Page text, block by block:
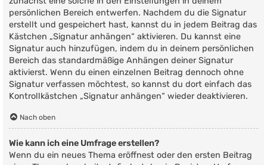
persönlichen Bereich entwerfen. Nachdem du die Signatur
erstellt und gespeichert hast, kannst du in jedem Beitrag das
Kästchen „Signatur anhängen“ aktivieren. Du kannst eine
Signatur auch hinzufügen, indem du in deinem persönlichen
Bereich das standardmäßige Anhängen deiner Signatur
aktivierst. Wenn du einen einzelnen Beitrag dennoch ohne
Signatur verfassen möchtest, so kannst du dort einfach das
Kontrollkästchen „Signatur anhängen“ wieder deaktivieren.
Nach oben
Wie kann ich eine Umfrage erstellen?
Wenn du ein neues Thema eröffnest oder den ersten Beitrag